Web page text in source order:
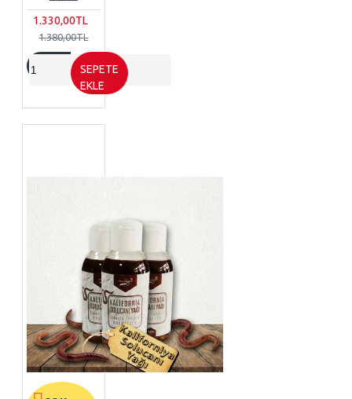
1.330,00TL
1.380,00TL
SEPETE
EKLE